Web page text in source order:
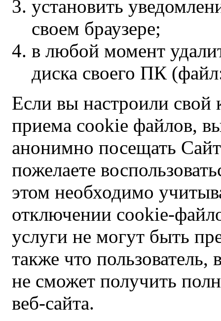
установить
своем браузере;
в любой момент
диска своего ПК
Если вы настроили свой
приема cookie файлов,
анонимно посещать
пожелаете
этом необходимо
отключении cookie-
услуги не могут быть
также что
не сможет получить
веб-сайта.